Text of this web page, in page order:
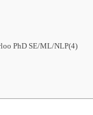
PhD SE/ML/NLP(4)